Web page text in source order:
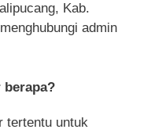
Kab.
admin
berapa?
tertentu untuk